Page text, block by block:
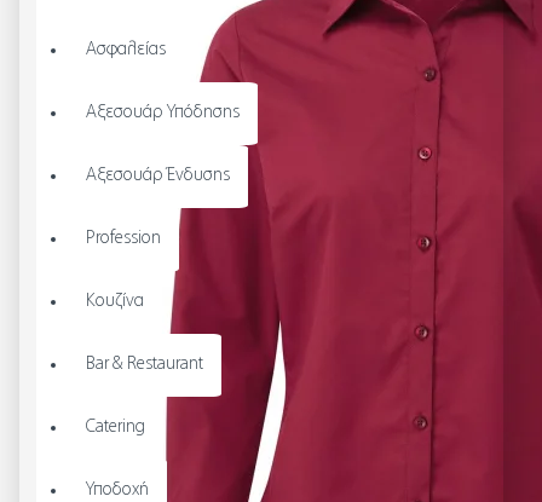
Ασφαλείας
Αξεσουάρ Υπόδησης
Αξεσουάρ Ένδυσης
Profession
Κουζίνα
Bar & Restaurant
Catering
Υποδοχή